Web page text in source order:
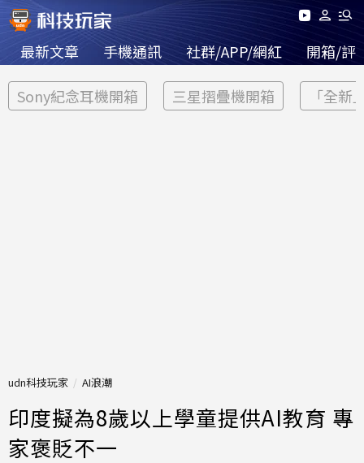
最新文章 手機通訊 社群/APP/網紅 開箱/評
Sony紀念耳機開箱 三星摺疊機開箱 「全新
udn科技玩家 AI浪潮
印度擬為8歲以上學童提供AI教育 專
家褒貶不一